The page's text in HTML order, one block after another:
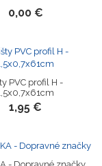
0,00 €
PVC profil H -
1,95 €